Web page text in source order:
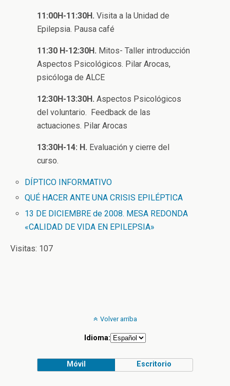
11:00H-11:30H. Visita a la Unidad de
Epilepsia. Pausa café
11:30 H-12:30H. Mitos- Taller introducción
Aspectos Psicológicos. Pilar Arocas,
psicóloga de ALCE
12:30H-13:30H.Aspectos Psicológicos
del voluntario. Feedback de las
actuaciones. Pilar Arocas
13:30H-14: H. Evaluación y cierre del
curso.
DÍPTICO INFORMATIVO
QUÉ HACER ANTE UNA CRISIS EPILÉPTICA
13 DE DICIEMBRE de 2008. MESA REDONDA
«CALIDAD DE VIDA EN EPILEPSIA»
Visitas: 107
Volver arriba
Idioma:
Móvil Escritorio